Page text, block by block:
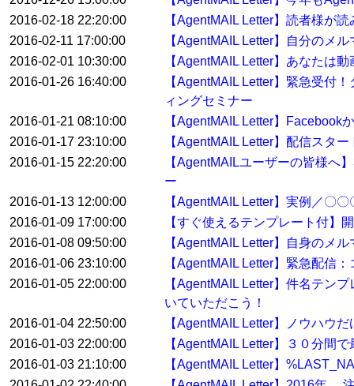
2016-02-18 22:20:00
【AgentMAIL Letter】読者様が
2016-02-11 17:00:00
【AgentMAIL Letter】自分のメ
2016-02-01 10:30:00
【AgentMAIL Letter】あなたは
2016-01-26 16:40:00
【AgentMAIL Letter】緊急受付
ィングセミナー
2016-01-21 08:10:00
【AgentMAIL Letter】Facebook
2016-01-17 23:10:00
【AgentMAIL Letter】配信スタ
2016-01-15 22:20:00
【AgentMAILユーザーの皆様へ
ー
2016-01-13 12:00:00
【AgentMAIL Letter】実例／〇
2016-01-09 17:00:00
【すぐ使えるテンプレート付】
2016-01-08 09:50:00
【AgentMAIL Letter】自身のメ
2016-01-06 23:10:00
【AgentMAIL Letter】緊急配信
2016-01-05 22:00:00
【AgentMAIL Letter】件名テン
いていただこう！
2016-01-04 22:50:00
【AgentMAIL Letter】ノウハウ
2016-01-03 22:00:00
【AgentMAIL Letter】３０分間
2016-01-03 21:10:00
【AgentMAIL Letter】